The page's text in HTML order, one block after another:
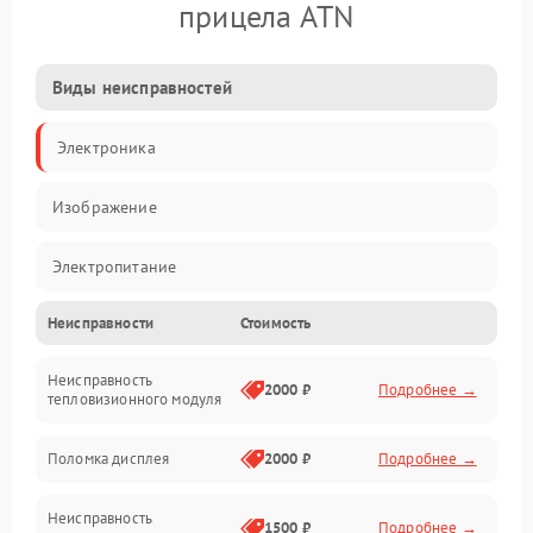
прицела ATN
Виды неисправностей
Электроника
Изображение
Электропитание
Измерения
Матрица
Неисправности Стоимость
Неисправность
тепловизионного модуля
2000 ₽ Подробнее →
Поломка дисплея 2000 ₽ Подробнее →
Неисправность
1500 ₽ Подробнее →